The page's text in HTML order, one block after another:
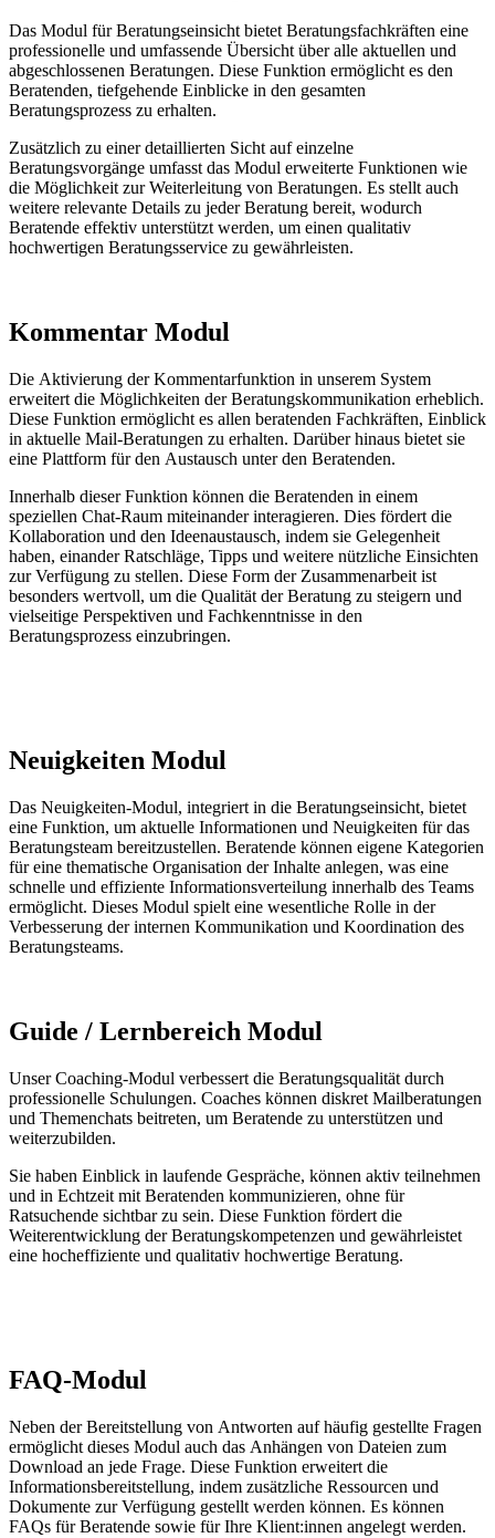
Das Modul für Beratungseinsicht bietet Beratungsfachkräften eine
professionelle und umfassende Übersicht über alle aktuellen und
abgeschlossenen Beratungen. Diese Funktion ermöglicht es den
Beratenden, tiefgehende Einblicke in den gesamten
Beratungsprozess zu erhalten.
Zusätzlich zu einer detaillierten Sicht auf einzelne
Beratungsvorgänge umfasst das Modul erweiterte Funktionen wie
die Möglichkeit zur Weiterleitung von Beratungen. Es stellt auch
weitere relevante Details zu jeder Beratung bereit, wodurch
Beratende effektiv unterstützt werden, um einen qualitativ
hochwertigen Beratungsservice zu gewährleisten.
Kommentar Modul
Die Aktivierung der Kommentarfunktion in unserem System
erweitert die Möglichkeiten der Beratungskommunikation erheblich.
Diese Funktion ermöglicht es allen beratenden Fachkräften, Einblick
in aktuelle Mail-Beratungen zu erhalten. Darüber hinaus bietet sie
eine Plattform für den Austausch unter den Beratenden.
Innerhalb dieser Funktion können die Beratenden in einem
speziellen Chat-Raum miteinander interagieren. Dies fördert die
Kollaboration und den Ideenaustausch, indem sie Gelegenheit
haben, einander Ratschläge, Tipps und weitere nützliche Einsichten
zur Verfügung zu stellen. Diese Form der Zusammenarbeit ist
besonders wertvoll, um die Qualität der Beratung zu steigern und
vielseitige Perspektiven und Fachkenntnisse in den
Beratungsprozess einzubringen.
Neuigkeiten Modul
Das Neuigkeiten-Modul, integriert in die Beratungseinsicht, bietet
eine Funktion, um aktuelle Informationen und Neuigkeiten für das
Beratungsteam bereitzustellen. Beratende können eigene Kategorien
für eine thematische Organisation der Inhalte anlegen, was eine
schnelle und effiziente Informationsverteilung innerhalb des Teams
ermöglicht. Dieses Modul spielt eine wesentliche Rolle in der
Verbesserung der internen Kommunikation und Koordination des
Beratungsteams.
Guide / Lernbereich Modul
Unser Coaching-Modul verbessert die Beratungsqualität durch
professionelle Schulungen. Coaches können diskret Mailberatungen
und Themenchats beitreten, um Beratende zu unterstützen und
weiterzubilden.
Sie haben Einblick in laufende Gespräche, können aktiv teilnehmen
und in Echtzeit mit Beratenden kommunizieren, ohne für
Ratsuchende sichtbar zu sein. Diese Funktion fördert die
Weiterentwicklung der Beratungskompetenzen und gewährleistet
eine hocheffiziente und qualitativ hochwertige Beratung.
FAQ-Modul
Neben der Bereitstellung von Antworten auf häufig gestellte Fragen
ermöglicht dieses Modul auch das Anhängen von Dateien zum
Download an jede Frage. Diese Funktion erweitert die
Informationsbereitstellung, indem zusätzliche Ressourcen und
Dokumente zur Verfügung gestellt werden können. Es können
FAQs für Beratende sowie für Ihre Klient:innen angelegt werden.